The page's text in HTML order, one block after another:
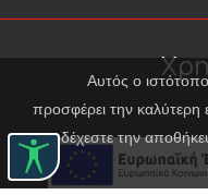
Αυτός ο
προσφέρει την καλύτερη
αποδέχεστε την